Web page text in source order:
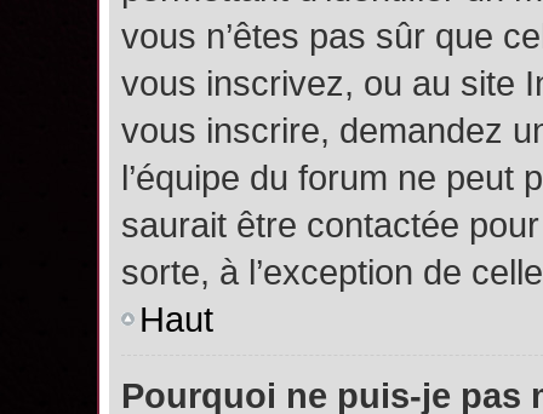
vous n’êtes pas sûr que
vous inscrivez, ou au site
vous inscrire, demandez
l’équipe du forum ne peut
saurait être contactée
sorte, à l’exception de
Haut
Pourquoi ne puis-je pas